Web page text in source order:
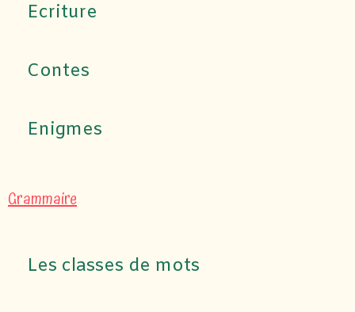
Ecriture
Contes
Enigmes
Grammaire
Les classes de mots